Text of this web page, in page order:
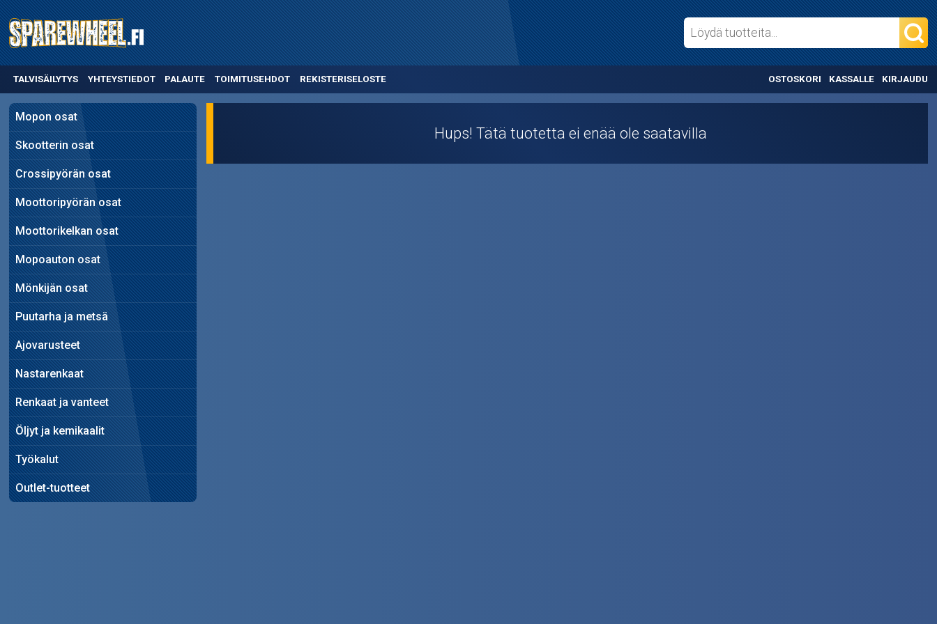
TALVISÄILYTYS YHTEYSTIEDOT PALAUTE TOIMITUSEHDOT REKISTERISELOSTE OSTOSKORI KASSALLE KIRJAUDU
Mopon osat
Skootterin osat
Crossipyörän osat
Moottoripyörän osat
Moottorikelkan osat
Mopoauton osat
Mönkijän osat
Puutarha ja metsä
Ajovarusteet
Nastarenkaat
Renkaat ja vanteet
Öljyt ja kemikaalit
Työkalut
Outlet-tuotteet
Hups! Tätä tuotetta ei enää ole saatavilla